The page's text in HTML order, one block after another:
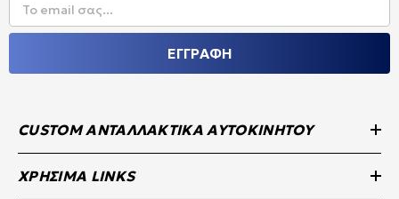
Το email σας...
ΕΓΓΡΑΦΗ
CUSTOM ΑΝΤΑΛΛΑΚΤΙΚΆ ΑΥΤΟΚΙΝΉΤΟΥ
ΧΡΉΣΙΜΑ LINKS